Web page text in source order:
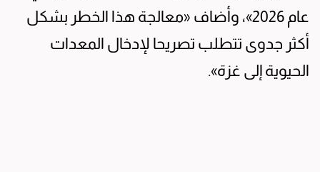
عام 2026»، وأضاف «معالجة هذا الخطر بشكل
أكثر جدوى تتطلب تصريحا لإدخال المعدات
الحيوية إلى غزة».